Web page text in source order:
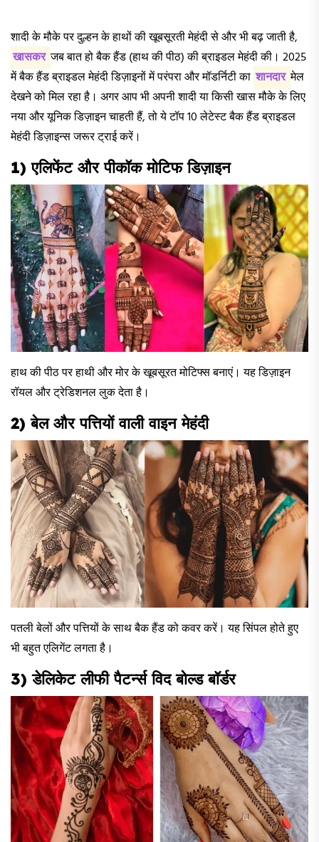
शादी के मौके पर दुल्हन के हाथों की खूबसूरती मेहंदी से और भी बढ़ जाती है,
खासकर जब बात हो बैक हैंड (हाथ की पीठ) की ब्राइडल मेहंदी की। 2025
में बैक हैंड ब्राइडल मेहंदी डिज़ाइनों में परंपरा और मॉडर्निटी का शानदार मेल
देखने को मिल रहा है। अगर आप भी अपनी शादी या किसी खास मौके के लिए
नया और यूनिक डिज़ाइन चाहती हैं, तो ये टॉप 10 लेटेस्ट बैक हैंड ब्राइडल
मेहंदी डिज़ाइन्स जरूर ट्राई करें।
1) एलिफेंट और पीकॉक मोटिफ डिज़ाइन
हाथ की पीठ पर हाथी और मोर के खूबसूरत मोटिफ्स बनाएं। यह डिज़ाइन
रॉयल और ट्रेडिशनल लुक देता है।
2) बेल और पत्तियों वाली वाइन मेहंदी
पतली बेलों और पत्तियों के साथ बैक हैंड को कवर करें। यह सिंपल होते हुए
भी बहुत एलिगेंट लगता है।
3) डेलिकेट लीफी पैटर्न्स विद बोल्ड बॉर्डर